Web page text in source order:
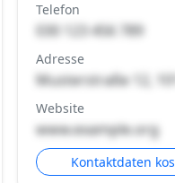
Telefon
030 123 456 789
Adresse
Musterstraße 12,
Website
www.example.org
Kontaktdaten